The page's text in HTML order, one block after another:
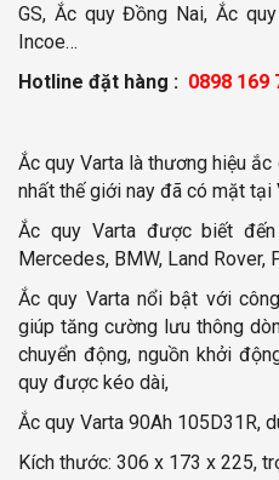
GS, Ắc quy Đồng Nai, Ắc
Incoe…
Hotline đặt hàng : 0898 169
Ắc quy Varta là thương hiệu
nhất thế giới nay đã có mặt tại
Ắc quy Varta được biết
Mercedes, BMW, Land Rover,
Ắc quy Varta nổi bật với
giúp tăng cường lưu thông
chuyển động, nguồn khởi
quy được kéo dài,
Ắc quy Varta 90Ah 105D31R,
Kích thước: 306 x 173 x 225,